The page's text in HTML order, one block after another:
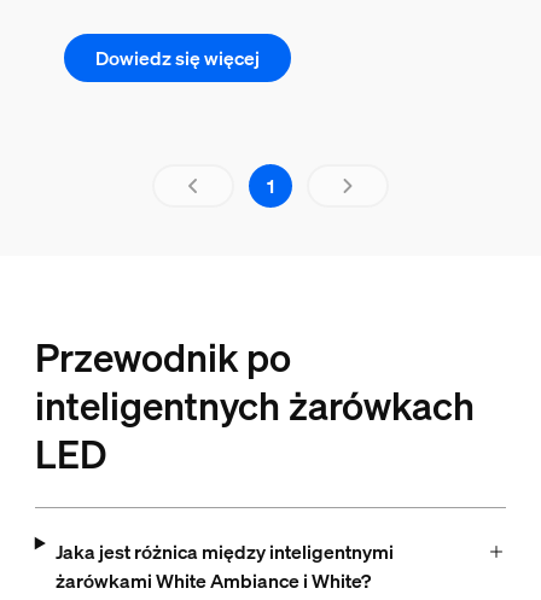
Dowiedz się więcej
aria.live.1.out.of.1
1
Przewodnik po
inteligentnych żarówkach
LED
Jaka jest różnica między inteligentnymi
żarówkami White Ambiance i White?